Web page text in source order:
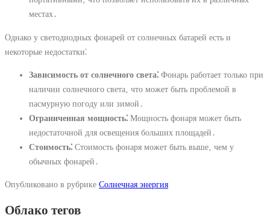
местах․
Однако у светодиодных фонарей от солнечных батарей есть и
некоторые недостатки⁚
Зависимость от солнечного света⁚ Фонарь работает только при
наличии солнечного света‚ что может быть проблемой в
пасмурную погоду или зимой․
Ограниченная мощность⁚ Мощность фонаря может быть
недостаточной для освещения больших площадей․
Стоимость⁚ Стоимость фонаря может быть выше‚ чем у
обычных фонарей․
Опубликовано в рубрике Солнечная энергия
Облако тегов